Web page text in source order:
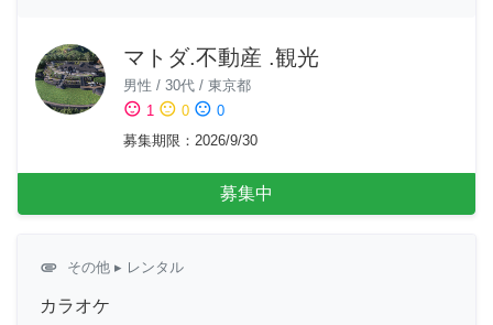
マトダ.不動産 .観光
男性 / 30代 / 東京都
sentiment_satisfied 1 sentiment_neutral 0 sentiment_dissatisfied 0
募集期限 ： 2026/9/30
募集中
attachment その他 ▸ レンタル
カラオケ